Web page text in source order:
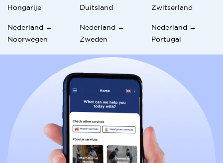
Hongarije
Duitsland
Zwitserland
Nederland →
Noorwegen
Nederland →
Zweden
Nederland →
Portugal